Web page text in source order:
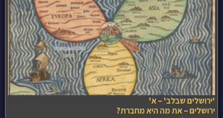
'ירושלים שבלב' – א'
ירושלים – את מה היא מחברת?